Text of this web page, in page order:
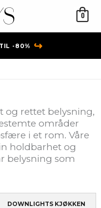
0
-80% ↪
og rettet belysning,
områder
i et rom. Våre
holdbarhet og
belysning som
DOWNLIGHTS KJØKKEN